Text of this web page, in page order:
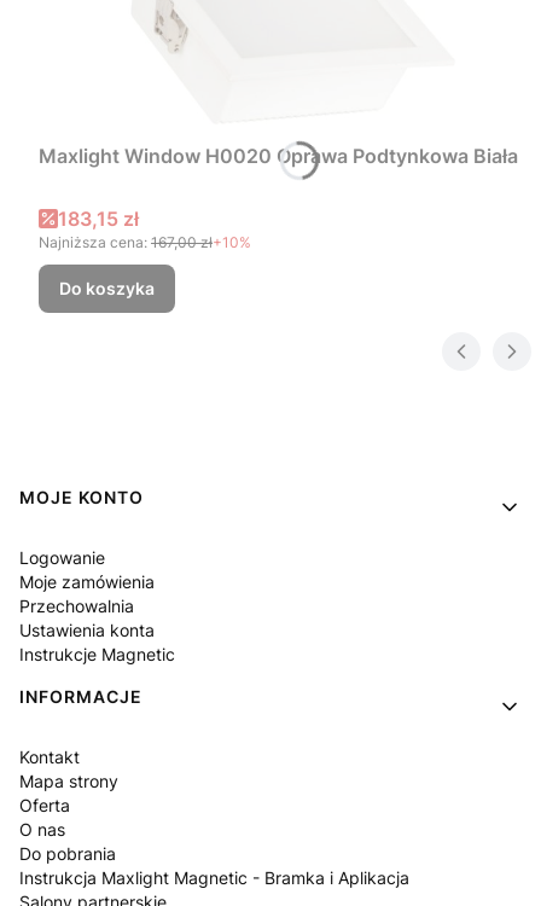
Maxlight Window H0020 Oprawa Podtynkowa Biała
Cena promocyjna
183,15 zł
Najniższa cena: 167,00 zł+10%
Do koszyka
Linki w stopce
MOJE KONTO
Logowanie
Moje zamówienia
Przechowalnia
Ustawienia konta
Instrukcje Magnetic
INFORMACJE
Kontakt
Mapa strony
Oferta
O nas
Do pobrania
Instrukcja Maxlight Magnetic - Bramka i Aplikacja
Salony partnerskie